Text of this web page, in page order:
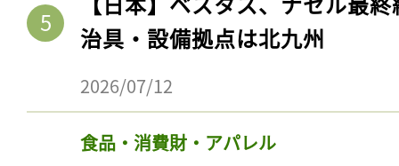
治具・設備拠点は北九州
2026/07/12
食品・消費財・アパレル